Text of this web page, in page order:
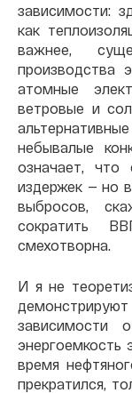
зависимости:
как
важнее,
производства
атомные
ветровые и
небывалые
означает, что
издержек — но
выбросов,
сократить
смехотворна.
И я не
зависимости
энергоемкость
время
прекратился,